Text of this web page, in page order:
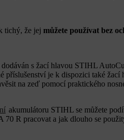
tichý, že jej můžete používat bez
s žací hlavou STIHL
příslušenství je k dispozici také
na zeď pomocí praktického
akumulátoru STIHL se můžete
R pracovat a jak dlouho se